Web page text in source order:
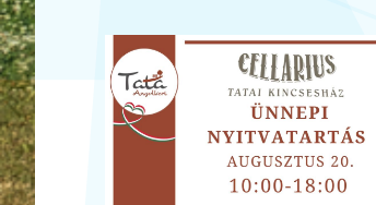
Ugrás a galéria utánra